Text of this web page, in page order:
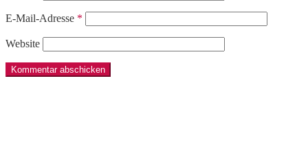
E-Mail-Adresse *
Website